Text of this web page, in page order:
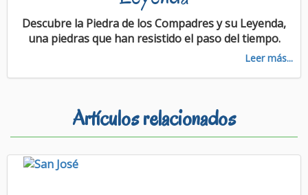
Descubre la Piedra de los Compadres y su Leyenda,
una piedras que han resistido el paso del tiempo.
Leer más...
Artículos relacionados